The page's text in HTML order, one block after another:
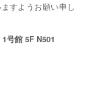
すようお願い申し
館 5F N501